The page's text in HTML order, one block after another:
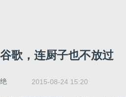
歌，连厨子也不放过
2015-08-24 15:20